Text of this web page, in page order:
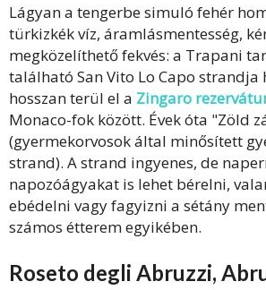
Lágyan a tengerbe simuló fehér
türkizkék víz, áramlásmentesség,
megközelíthető fekvés: a Trapani
található San Vito Lo Capo
hosszan terül el a Zingaro
Monaco-fok között. Évek óta "Zöld
(gyermekorvosok által minősített
strand). A strand ingyenes, de
napozóágyakat is lehet bérelni,
ebédelni vagy fagyizni a sétány
számos étterem egyikében.
Roseto degli Abruzzi,